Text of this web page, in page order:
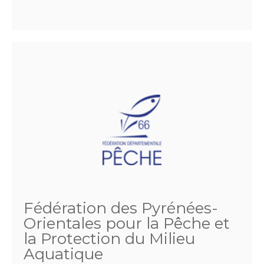
Fédération des Pyrénées-
Orientales pour la Pêche et
la Protection du Milieu
Aquatique